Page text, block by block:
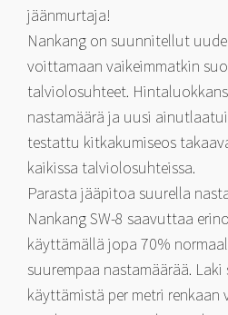
jäänmurtaja!
Nankang on suunnitellut
voittamaan vaikeimmatkin
talviolosuhteet.
nastamäärä ja uusi
testattu kitkakumiseos
kaikissa talviolosuhteissa.
Parasta jääpitoa suurella
Nankang SW-8 saavuttaa
käyttämällä jopa 70%
suurempaa nastamäärää.
käyttämistä per metri